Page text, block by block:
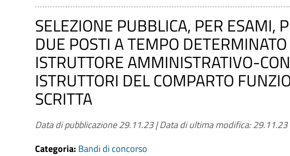
Da
a
CERCA
SELEZIONE PUBBLICA, PER ESAMI,
DUE POSTI A TEMPO
ISTRUTTORE AMMINISTRATIVO-
ISTRUTTORI DEL COMPARTO
SCRITTA
Data di pubblicazione 29.11.23|Data di ultima modifica: 29.11.23
Categoria: Bandi di concorso